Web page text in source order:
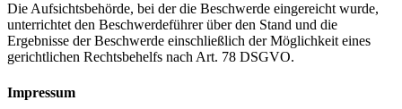
Die Aufsichtsbehörde, bei der die Beschwerde eingereicht wurde,
unterrichtet den Beschwerdeführer über den Stand und die
Ergebnisse der Beschwerde einschließlich der Möglichkeit eines
gerichtlichen Rechtsbehelfs nach Art. 78 DSGVO.
Impressum